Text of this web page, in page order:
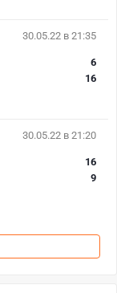
30.05.22 в 21:35
6
16
30.05.22 в 21:20
16
9